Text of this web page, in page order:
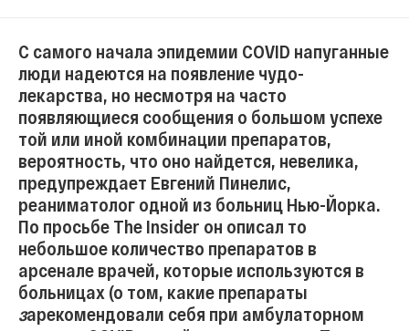
С самого начала эпидемии COVID напуганные
люди надеются на появление чудо-
лекарства, но несмотря на часто
появляющиеся сообщения о большом успехе
той или иной комбинации препаратов,
вероятность, что оно найдется, невелика,
предупреждает Евгений Пинелис,
реаниматолог одной из больниц Нью-Йорка.
По просьбе The Insider он описал то
небольшое количество препаратов в
арсенале врачей, которые используются в
больницах (о том, какие препараты
зарекомендовали себя при амбулаторном